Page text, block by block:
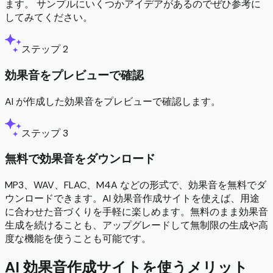
ます。 サンプルにいくつかアイデアがあるのでぜひ参考に
してみてください。
ステップ 2
効果音をプレビューで確認
AI が作成した効果音をプレビューで確認します。
ステップ 3
無料で効果音をダウンロード
MP3、WAV、FLAC、M4A などの形式で、効果音を無料でダ
ウンロードできます。AI 効果音作成サイトを使えば、用途
に合わせた音づくりを手軽に楽しめます。無料のまま効果音
生成を続けることも、アップグレードして無制限の生成や高
度な機能を使うことも可能です。
AI 効果音作成サイトを使うメリット